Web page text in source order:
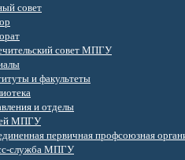
совет
совет МПГУ
и факультеты
и отделы
МПГУ
первичная профсоюзная
служба МПГУ